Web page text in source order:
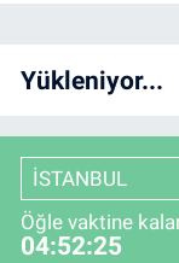
Yükleniyor...
İSTANBUL
Öğle vaktine
04:52:24